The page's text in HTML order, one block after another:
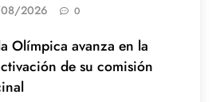
2026
0
Olímpica avanza en la
de su comisión